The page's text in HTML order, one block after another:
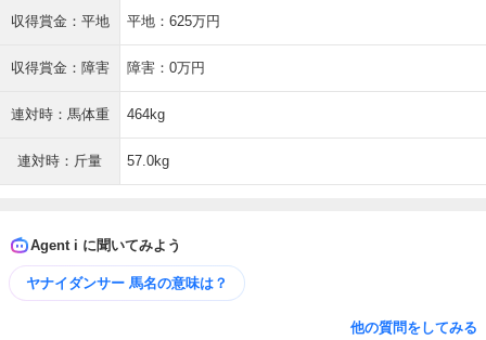
収得賞金：平地 平地：625万円
収得賞金：障害 障害：0万円
連対時：馬体重 464kg
連対時：斤量 57.0kg
Agent i に聞いてみよう
ヤナイダンサー 馬名の意味は？
他の質問をしてみる